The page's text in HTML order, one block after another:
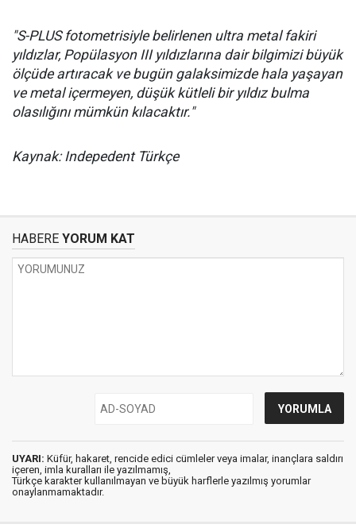
"S-PLUS fotometrisiyle belirlenen ultra metal fakiri
yıldızlar, Popülasyon III yıldızlarına dair bilgimizi büyük
ölçüde artıracak ve bugün galaksimizde hala yaşayan
ve metal içermeyen, düşük kütleli bir yıldız bulma
olasılığını mümkün kılacaktır."
Kaynak: Indepedent Türkçe
HABERE YORUM KAT
UYARI: Küfür, hakaret, rencide edici cümleler veya imalar, inançlara saldırı
içeren, imla kuralları ile yazılmamış,
Türkçe karakter kullanılmayan ve büyük harflerle yazılmış yorumlar
onaylanmamaktadır.